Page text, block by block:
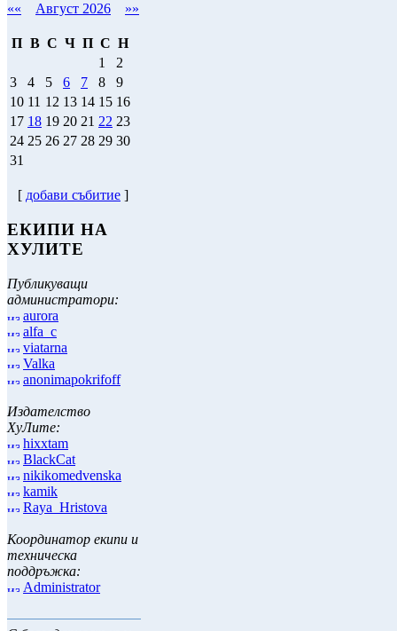
«« Август 2026 »»
П В С Ч П С Н
1
2
3
4 5 6 7 8
9
10 11 12 13 14 15 16
17 18 19 20 21 22 23
24 25 26 27 28 29 30
31
[ добави събитие ]
ЕКИПИ НА
ХУЛИТЕ
Публикуващи
администратори:
aurora
alfa_c
viatarna
Valka
anonimapokrifoff
Издателство
ХуЛите:
hixxtam
BlackCat
nikikomedvenska
kamik
Raya_Hristova
Координатор екипи и
техническа
поддръжка:
Administrator